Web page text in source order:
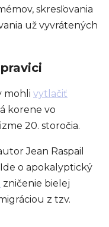
skresľovania
už vyvrátených
mohli vytlačiť
korene vo
20. storočia.
Jean Raspail
Ide o apokalyptický
zničenie bielej
z tzv.